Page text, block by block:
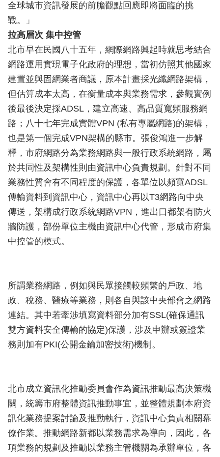
全球城市資訊發展的前膽觀點回應即將面臨的挑
戰。」
拉高層次 集中控管
北市早在民國八十五年，網際網路興起時就思考結合
網路運用實現電子化政府的理想，當初仿照其他國家
建置並與固網業者商議，原本計畫採光纖網路架構，
但估算成本太高，在衡量成本與業務需求，參觀實例
後最後決定採ADSL，建立高速、高品質寬頻服務網
路；八十七年完成實體VPN (私有專屬網路)的架構，
也是第一個完成VPN架構的縣市。張俊鴻進一步解
釋，市府網路分為業務網路與一般行政系統網路，屬
於共同性及架構性則由資訊中心負責規劃。針對不同
業務性質會有不同程度的保護，各單位以頻寬ADSL
傳輸資料到資訊中心，資訊中心再以T3網路向中央
傳送，架構成行政系統網路VPN，進出口都架有防火
牆防護，部份單位主機由資訊中心代管，形成市府集
中控管的模式。
所謂業務網路，例如與民眾接觸較頻繁的戶政、地
政、稅務、醫療等業務，則各自與該中央部會之網路
連結。其中若牽涉填寫資料部分加有SSL(確保通訊
雙方資料安全傳輸的協定)保護，涉及申辦或簽證業
務則加有PKI(公開金鑰加密技術)機制。
北市成立資訊化推動委員會作為資訊推動最高決策機
關，統籌市府整體資訊推動事宜，並整體規劃本府資
訊化業務提案討論及推動執行，資訊中心負責相關幕
僚作業。推動網路新都以業務需求為導向，因此，各
項業務的規劃及推動以業務主管機關為承辦單位，各